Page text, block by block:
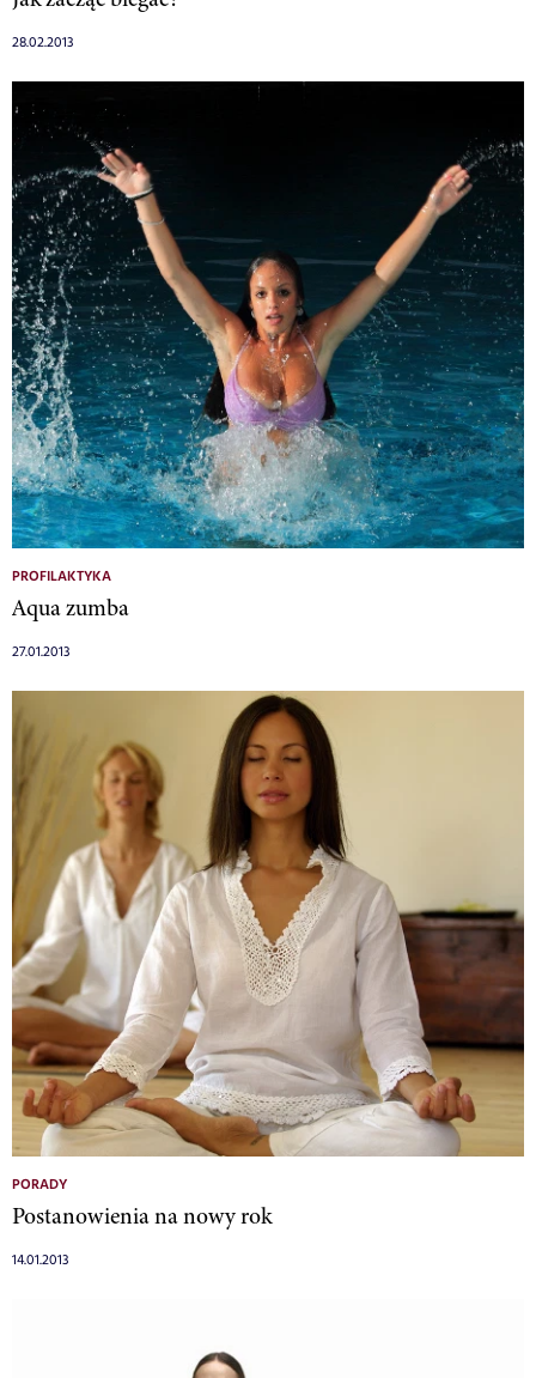
28.02.2013
PROFILAKTYKA
Aqua zumba
27.01.2013
PORADY
Postanowienia na nowy rok
14.01.2013